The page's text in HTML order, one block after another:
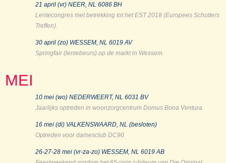
21 april (vr) NEER, NL 6086 BH
Lentecongres met betrekking tot het EST 2018 (Europees Schutters
Treffen).
30 april (zo) WESSEM, NL 6019 AV
Springfair (lentebeurs) op de markt in Wessem
MEI
10 mei (wo) NEDERWEERT, NL 6031 BV
Jaarlijks optreden in woonzorgcentrum Domus Bona Ventura.
16 mei (di) VALKENSWAARD, NL (besloten)
Optreden voor damesclub DC90.
26-27-28 mei (vr-za-zo) WESSEM, NL 6019 AB